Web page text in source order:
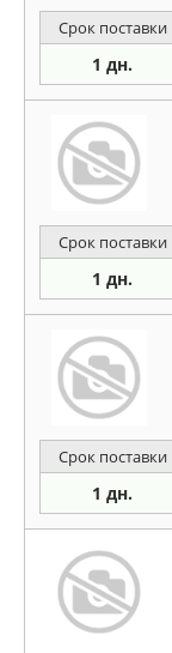
Срок поставки
1 дн.
Срок поставки
1 дн.
Срок поставки
1 дн.